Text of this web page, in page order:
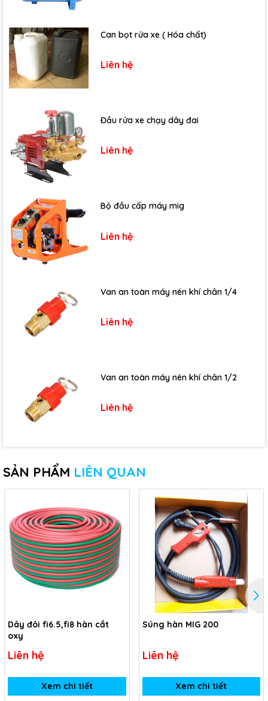
Can bọt rửa xe ( Hóa chất)
Liên hệ
Đầu rửa xe chạy dây đai
Liên hệ
Bộ đầu cấp máy mig
Liên hệ
Van an toàn máy nén khí chân 1/4
Liên hệ
Van an toàn máy nén khí chân 1/2
Liên hệ
SẢN PHẨM LIÊN QUAN
Dây đôi fi6.5,fi8 hàn cắt
oxy
Liên hệ
Xem chi tiết
Súng hàn MIG 200
Liên hệ
Xem chi tiết